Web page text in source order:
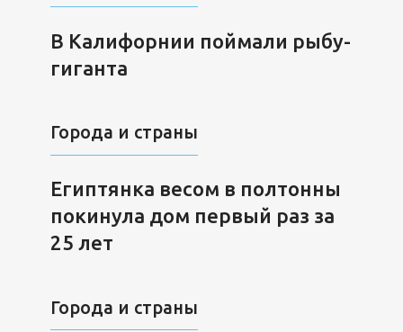
В Калифорнии поймали рыбу-
гиганта
Города и страны
Египтянка весом в полтонны
покинула дом первый раз за
25 лет
Города и страны